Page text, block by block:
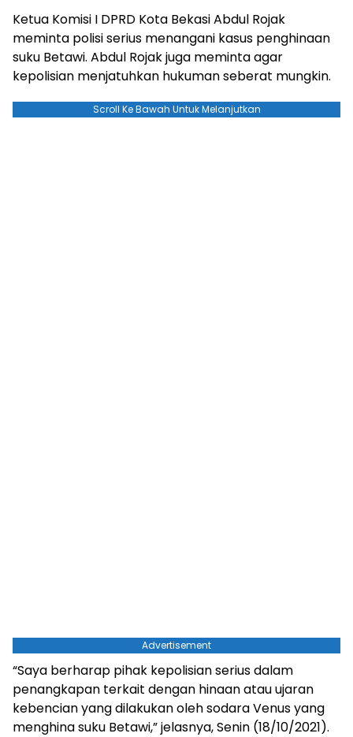
Ketua Komisi I DPRD Kota Bekasi Abdul Rojak
meminta polisi serius menangani kasus penghinaan
suku Betawi. Abdul Rojak juga meminta agar
kepolisian menjatuhkan hukuman seberat mungkin.
Scroll Ke Bawah Untuk Melanjutkan
Advertisement
“Saya berharap pihak kepolisian serius dalam
penangkapan terkait dengan hinaan atau ujaran
kebencian yang dilakukan oleh sodara Venus yang
menghina suku Betawi,” jelasnya, Senin (18/10/2021).